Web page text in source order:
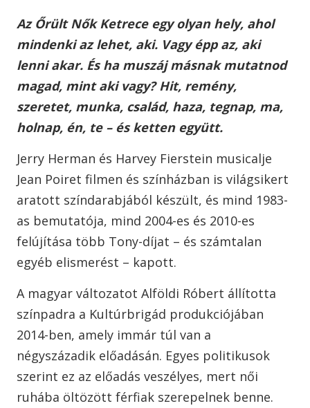
Az Őrült Nők Ketrece egy olyan hely, ahol
mindenki az lehet, aki. Vagy épp az, aki
lenni akar. És ha muszáj másnak mutatnod
magad, mint aki vagy? Hit, remény,
szeretet, munka, család, haza, tegnap, ma,
holnap, én, te – és ketten együtt.
Jerry Herman és Harvey Fierstein musicalje
Jean Poiret filmen és színházban is világsikert
aratott színdarabjából készült, és mind 1983-
as bemutatója, mind 2004-es és 2010-es
felújítása több Tony-díjat – és számtalan
egyéb elismerést – kapott.
A magyar változatot Alföldi Róbert állította
színpadra a Kultúrbrigád produkciójában
2014-ben, amely immár túl van a
négyszázadik előadásán. Egyes politikusok
szerint ez az előadás veszélyes, mert női
ruhába öltözött férfiak szerepelnek benne.